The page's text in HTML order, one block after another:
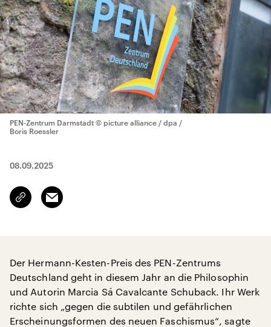
PEN-Zentrum Darmstadt © picture alliance / dpa /
Boris Roessler
08.09.2025
Link
kopieren/teilen
Email
Der Hermann-Kesten-Preis des PEN-Zentrums
Deutschland geht in diesem Jahr an die Philosophin
und Autorin Marcia Sá Cavalcante Schuback. Ihr Werk
richte sich „gegen die subtilen und gefährlichen
Erscheinungsformen des neuen Faschismus“, sagte